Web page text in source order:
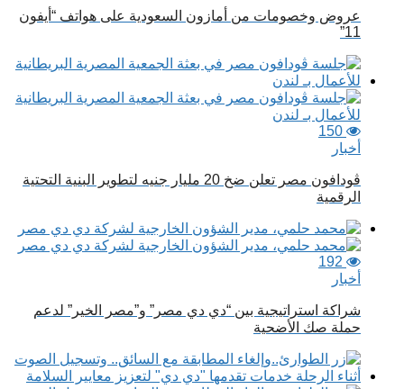
عروض وخصومات من أمازون السعودية على هواتف “أيفون
11”
150
أخبار
ڤودافون مصر تعلن ضخ 20 مليار جنيه لتطوير البنية التحتية
الرقمية
192
أخبار
شراكة استراتيجية بين “دي دي مصر” و”مصر الخير” لدعم
حملة صك الأضحية